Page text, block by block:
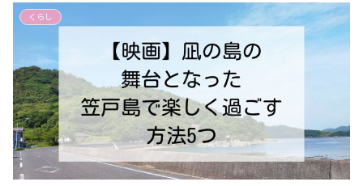
くらし